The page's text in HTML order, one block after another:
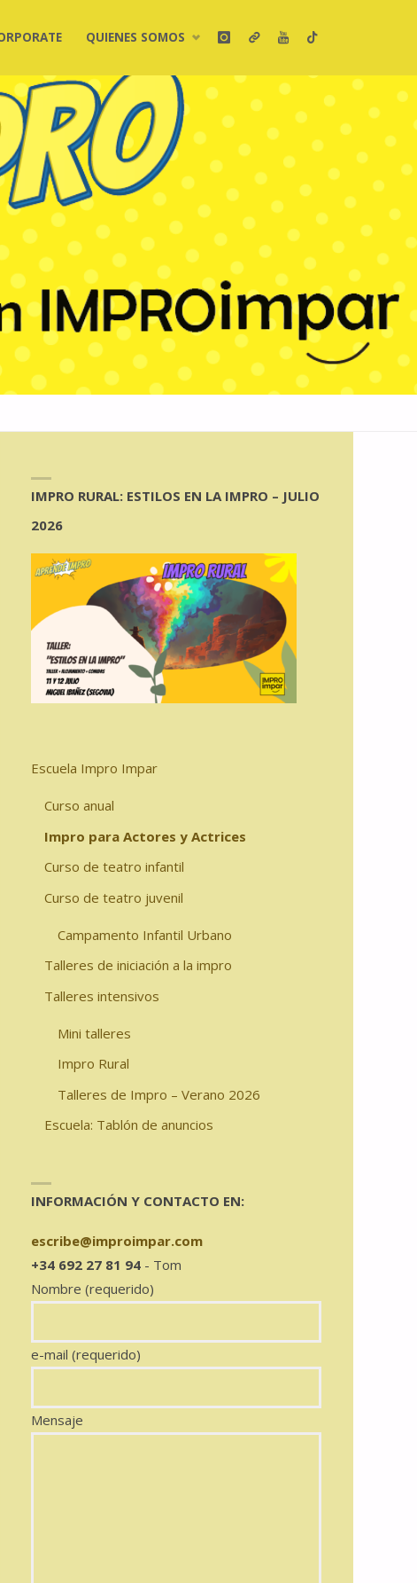
QUIENES SOMOS
IMPRO RURAL: ESTILOS EN LA IMPRO – JULIO
2026
Escuela Impro Impar
Curso anual
Impro para Actores y Actrices
Curso de teatro infantil
Curso de teatro juvenil
Campamento Infantil Urbano
Talleres de iniciación a la impro
Talleres intensivos
Mini talleres
Impro Rural
Talleres de Impro – Verano 2026
Escuela: Tablón de anuncios
INFORMACIÓN Y CONTACTO EN:
escribe@improimpar.com
+34 692 27 81 94 - Tom
Nombre (requerido)
e-mail (requerido)
Mensaje